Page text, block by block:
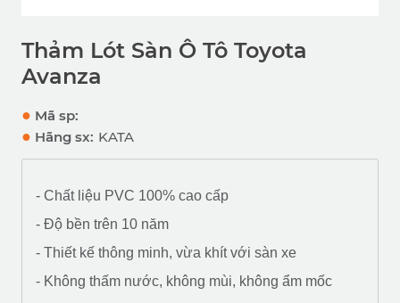
Thảm Lót Sàn Ô Tô Toyota
Avanza
● Mã sp:
● Hãng sx: KATA
- Chất liệu PVC 100% cao cấp
- Độ bền trên 10 năm
- Thiết kế thông minh, vừa khít với sàn xe
- Không thấm nước, không mùi, không ẩm mốc